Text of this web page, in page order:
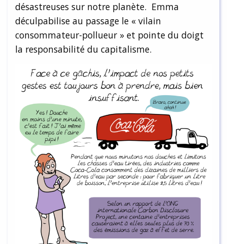
désastreuses sur notre planète. Emma
déculpabilise au passage le « vilain
consommateur-pollueur » et pointe du doigt
la responsabilité du capitalisme.